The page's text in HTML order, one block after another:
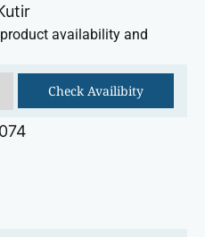
availability and
Check Availibity